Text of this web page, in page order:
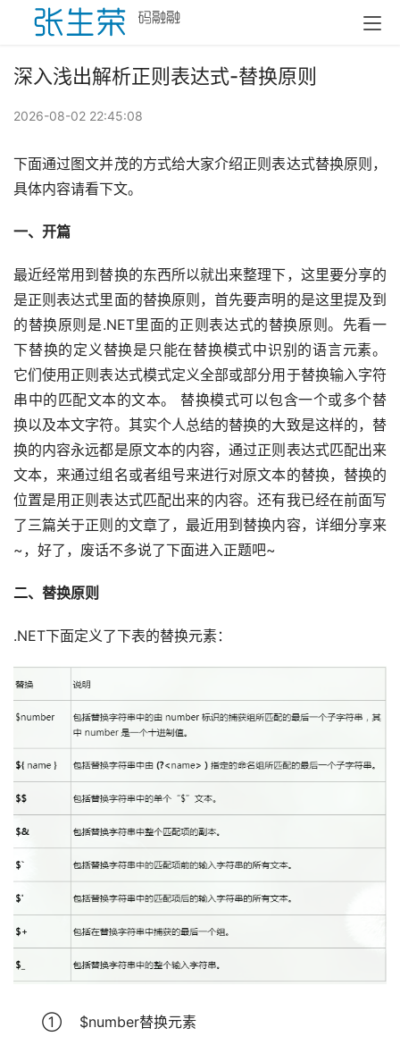
深入浅出解析正则表达式-替换原则
2026-08-02 22:45:08
下面通过图文并茂的方式给大家介绍正则表达式替换原则，
具体内容请看下文。
一、开篇
最近经常用到替换的东西所以就出来整理下，这里要分享的
是正则表达式里面的替换原则，首先要声明的是这里提及到
的替换原则是.NET里面的正则表达式的替换原则。先看一
下替换的定义替换是只能在替换模式中识别的语言元素。
它们使用正则表达式模式定义全部或部分用于替换输入字符
串中的匹配文本的文本。 替换模式可以包含一个或多个替
换以及本文字符。其实个人总结的替换的大致是这样的，替
换的内容永远都是原文本的内容，通过正则表达式匹配出来
文本，来通过组名或者组号来进行对原文本的替换，替换的
位置是用正则表达式匹配出来的内容。还有我已经在前面写
了三篇关于正则的文章了，最近用到替换内容，详细分享来
~，好了，废话不多说了下面进入正题吧~
二、替换原则
.NET下面定义了下表的替换元素：
①    $number替换元素